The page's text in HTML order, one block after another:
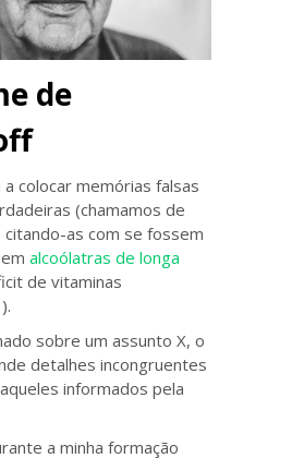
de
colocar memórias falsas
(chamamos de
citando-as com se fossem
alcoólatras de longa
de vitaminas
sobre um assunto X, o
detalhes incongruentes
informados pela
a minha formação